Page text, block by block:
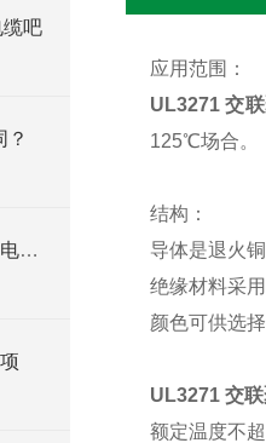
吧
？
柔性电缆不同于普通固定安装电缆，在安装中请参照如下的安装与注意事项
应用范围：
UL3271 交
125℃场合。
结构：
导体是退火
绝缘材料采
颜色可供选
UL3271 交
额定温度不